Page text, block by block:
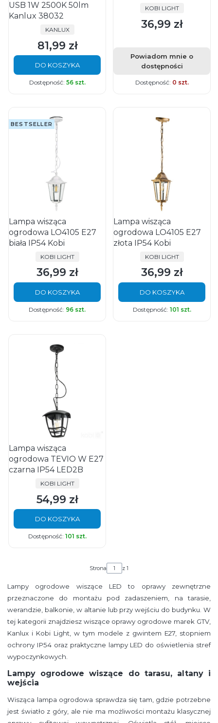
USB 1W 2500K 50lm
Kanlux 38032
PRODUCENT
KANLUX
Cena
81,99 zł
DO KOSZYKA
Dostępność: 56 szt.
PRODUCENT
KOBI LIGHT
Cena
36,99 zł
Powiadom mnie o
dostępności
Dostępność: 0 szt.
BESTSELLER
Lampa wisząca
ogrodowa LO4105 E27
biała IP54 Kobi
PRODUCENT
KOBI LIGHT
Cena
36,99 zł
DO KOSZYKA
Dostępność: 96 szt.
Lampa wisząca
ogrodowa LO4105 E27
złota IP54 Kobi
PRODUCENT
KOBI LIGHT
Cena
36,99 zł
DO KOSZYKA
Dostępność: 101 szt.
Lampa wisząca
ogrodowa TEVIO W E27
czarna IP54 LED2B
PRODUCENT
KOBI LIGHT
Cena
54,99 zł
DO KOSZYKA
Dostępność: 101 szt.
Strona z 1
Lampy ogrodowe wiszące LED to oprawy zewnętrzne
przeznaczone do montażu pod zadaszeniem, na tarasie,
werandzie, balkonie, w altanie lub przy wejściu do budynku. W
tej kategorii znajdziesz wiszące oprawy ogrodowe marek GTV,
Kanlux i Kobi Light, w tym modele z gwintem E27, stopniem
ochrony IP54 oraz praktyczne lampy LED do oświetlenia stref
wypoczynkowych.
Lampy ogrodowe wiszące do tarasu, altany i
wejścia
Wisząca lampa ogrodowa sprawdza się tam, gdzie potrzebne
jest światło z góry, ale nie ma możliwości montażu klasycznej